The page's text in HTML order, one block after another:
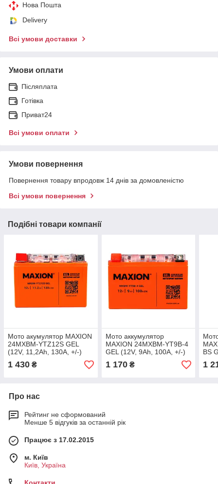
Нова Пошта
Delivery
Всі умови доставки
Умови оплати
Післяплата
Готівка
Приват24
Всі умови оплати
Умови повернення
Повернення товару впродовж 14 днів за домовленістю
Всі умови повернення
Подібні товари компанії
Mото акумулятор MAXION
24MXBM-YTZ12S GEL
(12V, 11,2Ah, 130A, +/-)
1 430 ₴
Mото аккумулятор
MAXION 24MXBM-YT9B-4
GEL (12V, 9Ah, 100A, +/-)
1 170₴
BS
+/-)
1
Про нас
Рейтинг не сформований
Менше 5 відгуків за останній рік
Працює з 17.02.2015
м. Київ
Київ, Україна